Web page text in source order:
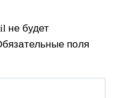
не будет
поля